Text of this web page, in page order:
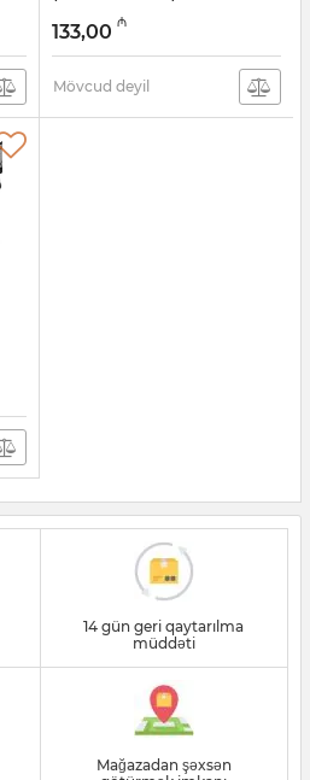
003001510
133,00 ₼
Mövcud deyil
14 gün geri qaytarılma
müddəti
Mağazadan şəxsən